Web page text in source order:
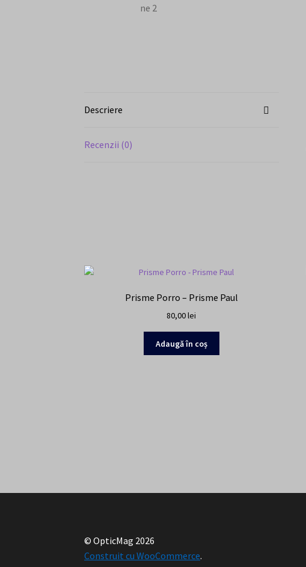
Descriere
Recenzii (0)
Prisme Porro – Prisme Paul
80,00lei
Adaugă în coș
© OpticMag 2026
Construit cu WooCommerce.